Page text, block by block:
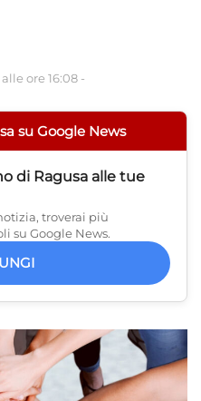
ore 16:08 -
su Google News
di Ragusa alle tue
troverai più
su Google News.